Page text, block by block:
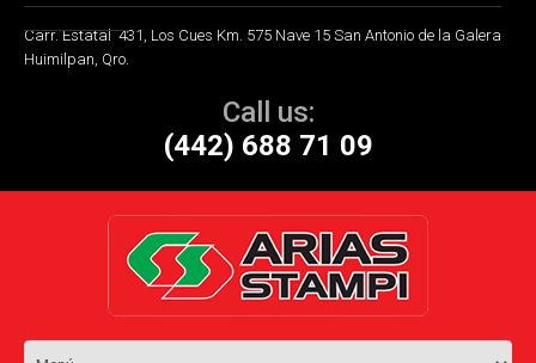
Carr. Estatal 431, Los Cues Km. 575 Nave 15 San Antonio de la Galera
Huimilpan, Qro.
Call us:
(442) 688 71 09